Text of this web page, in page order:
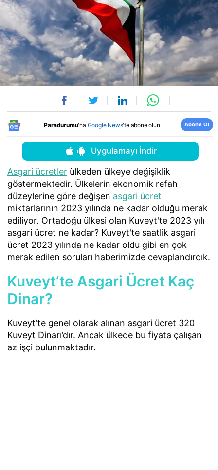
Paradurumu'na Google News'te abone olun Abone Ol
Uygulamayı İndir
Asgari ücretler ülkeden ülkeye değişiklik
göstermektedir. Ülkelerin ekonomik refah
düzeylerine göre değişen asgari ücret
miktarlarının 2023 yılında ne kadar olduğu merak
ediliyor. Ortadoğu ülkesi olan Kuveyt'te 2023 yılı
asgari ücret ne kadar? Kuveyt'te saatlik asgari
ücret 2023 yılında ne kadar oldu gibi en çok
merak edilen soruları haberimizde cevaplandırdık.
Kuveyt’te Asgari Ücret Kaç
Dinar?
Kuveyt’te genel olarak alınan asgari ücret 320
Kuveyt Dinarı’dır. Ancak ülkede bu fiyata çalışan
az işçi bulunmaktadır.